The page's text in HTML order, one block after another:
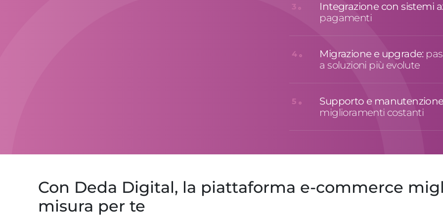
3 Integrazione con sistemi
pagamenti
4 Migrazione e upgrade:
a soluzioni più evolute
5 Supporto e
miglioramenti costanti
Con Deda Digital, la piattaforma e-commerce
misura per te